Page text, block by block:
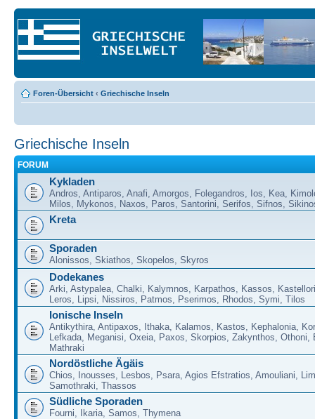
Foren-Übersicht ‹ Griechische Inseln
Griechische Inseln
FORUM
Kykladen
Andros, Antiparos, Anafi, Amorgos, Folegandros, Ios, Kea,
Milos, Mykonos, Naxos, Paros, Santorini, Serifos, Sifnos,
Kreta
Sporaden
Alonissos, Skiathos, Skopelos, Skyros
Dodekanes
Arki, Astypalea, Chalki, Kalymnos, Karpathos, Kassos,
Leros, Lipsi, Nissiros, Patmos, Pserimos, Rhodos, Symi, Tilos
Ionische Inseln
Antikythira, Antipaxos, Ithaka, Kalamos, Kastos, Kephalonia,
Lefkada, Meganisi, Oxeia, Paxos, Skorpios, Zakynthos, Othoni,
Mathraki
Nordöstliche Ägäis
Chios, Inousses, Lesbos, Psara, Agios Efstratios, Amouliani,
Samothraki, Thassos
Südliche Sporaden
Fourni, Ikaria, Samos, Thymena